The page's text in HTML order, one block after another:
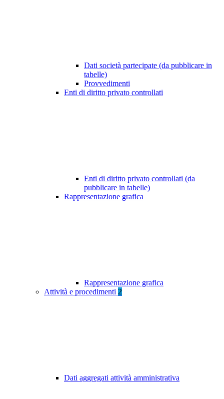
Dati società partecipate (da pubblicare in
tabelle)
Provvedimenti
Enti di diritto privato controllati
Enti di diritto privato controllati (da
pubblicare in tabelle)
Rappresentazione grafica
Rappresentazione grafica
Attività e procedimenti 2
Dati aggregati attività amministrativa